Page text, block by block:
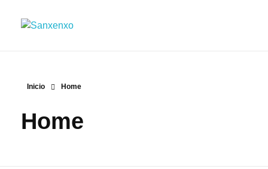
Inicio Home
Home